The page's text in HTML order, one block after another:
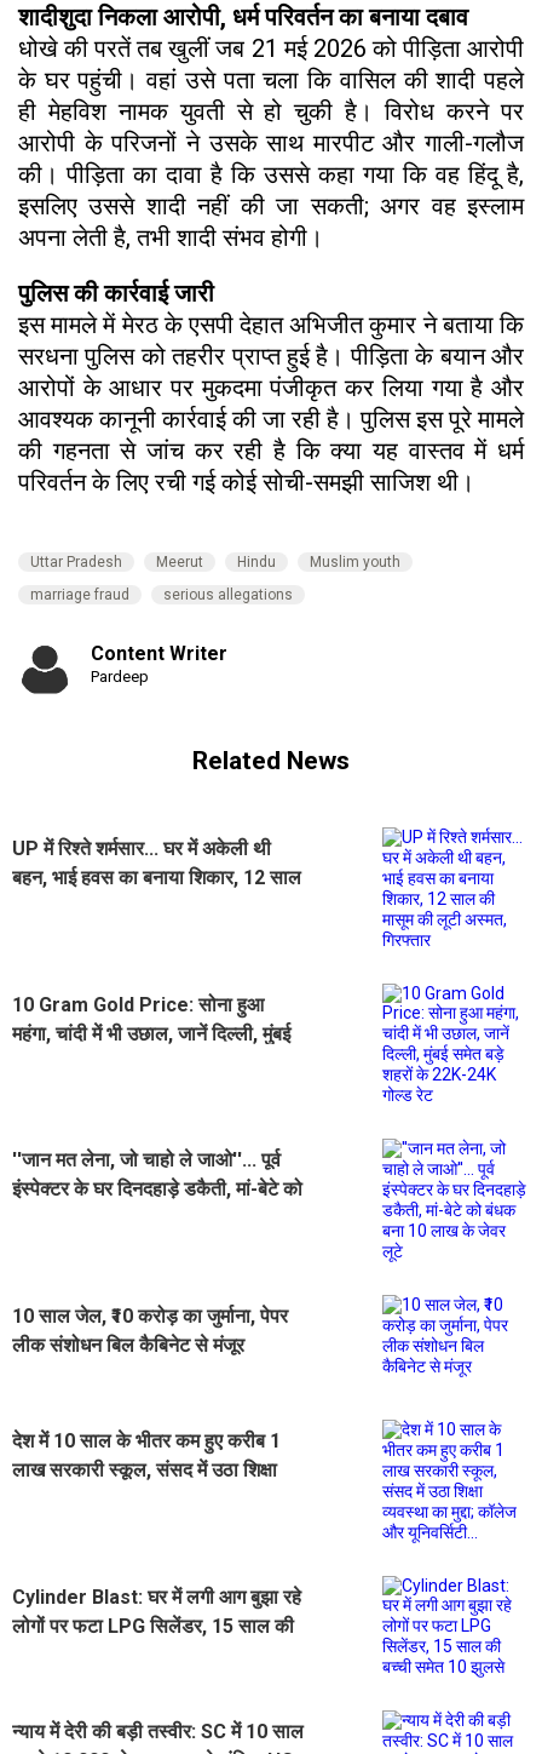
शादीशुदा निकला आरोपी, धर्म परिवर्तन का बनाया दबाव
धोखे की परतें तब खुलीं जब 21 मई 2026 को पीड़िता आरोपी
के घर पहुंची। वहां उसे पता चला कि वासिल की शादी पहले
ही मेहविश नामक युवती से हो चुकी है। विरोध करने पर
आरोपी के परिजनों ने उसके साथ मारपीट और गाली-गलौज
की। पीड़िता का दावा है कि उससे कहा गया कि वह हिंदू है,
इसलिए उससे शादी नहीं की जा सकती; अगर वह इस्लाम
अपना लेती है, तभी शादी संभव होगी।
पुलिस की कार्रवाई जारी
इस मामले में मेरठ के एसपी देहात अभिजीत कुमार ने बताया कि
सरधना पुलिस को तहरीर प्राप्त हुई है। पीड़िता के बयान और
आरोपों के आधार पर मुकदमा पंजीकृत कर लिया गया है और
आवश्यक कानूनी कार्रवाई की जा रही है। पुलिस इस पूरे मामले
की गहनता से जांच कर रही है कि क्या यह वास्तव में धर्म
परिवर्तन के लिए रची गई कोई सोची-समझी साजिश थी।
Uttar Pradesh Meerut Hindu
Muslim youth
marriage fraud
serious allegations
Content Writer
Pardeep
Related News
UP में रिश्ते शर्मसार... घर में अकेली थी
बहन, भाई हवस का बनाया शिकार, 12 साल
10 Gram Gold Price: सोना हुआ
महंगा, चांदी में भी उछाल, जानें दिल्ली, मुंबई
''जान मत लेना, जो चाहो ले जाओ''... पूर्व
इंस्पेक्टर के घर दिनदहाड़े डकैती, मां-बेटे को
10 साल जेल, ₹10 करोड़ का जुर्माना, पेपर
लीक संशोधन बिल कैबिनेट से मंजूर
देश में 10 साल के भीतर कम हुए करीब 1
लाख सरकारी स्कूल, संसद में उठा शिक्षा
Cylinder Blast: घर में लगी आग बुझा रहे
लोगों पर फटा LPG सिलेंडर, 15 साल की
न्याय में देरी की बड़ी तस्वीर: SC में 10 साल